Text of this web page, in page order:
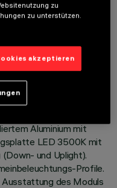
Aluminium mit
LED 3500K mit
und Uplight).
Profile.
des Moduls
zu
zu unterstützen.
akzeptieren